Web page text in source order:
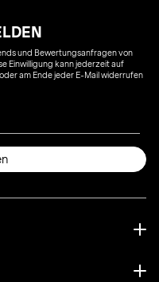
und Bewertungsanfragen von
Einwilligung kann jederzeit auf
oder am Ende jeder E-Mail widerrufen